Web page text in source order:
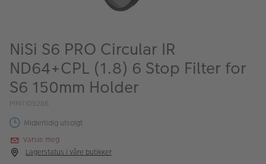
ALBUM
Kampanjer
Merker
Lagersalg
Bildeprodukter
NiSi S6 PRO Circular IR
ND64+CPL (1.8) 6 Stop Filter for
S6 150mm Holder
PIM1109286
Midlertidig utsolgt
Varsle meg
Lagerstatus i våre butikker